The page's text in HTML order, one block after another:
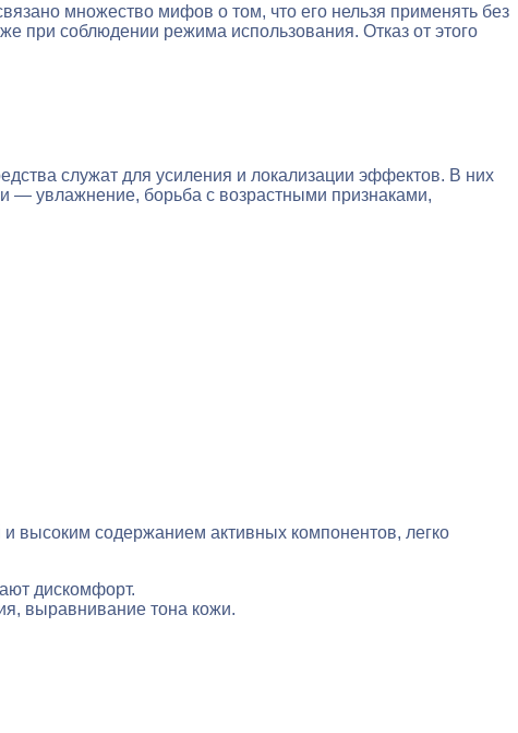
множество мифов о том, что его нельзя применять без
при соблюдении режима использования. Отказ от этого
служат для усиления и локализации эффектов. В них
— увлажнение, борьба с возрастными признаками,
высоким содержанием активных компонентов, легко
дискомфорт.
выравнивание тона кожи.